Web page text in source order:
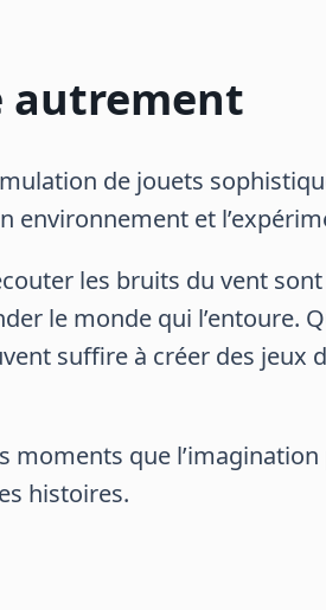
autrement
de jouets
environnement et
les bruits du vent
le monde qui l’entoure.
suffire à créer des jeux
moments que
histoires.